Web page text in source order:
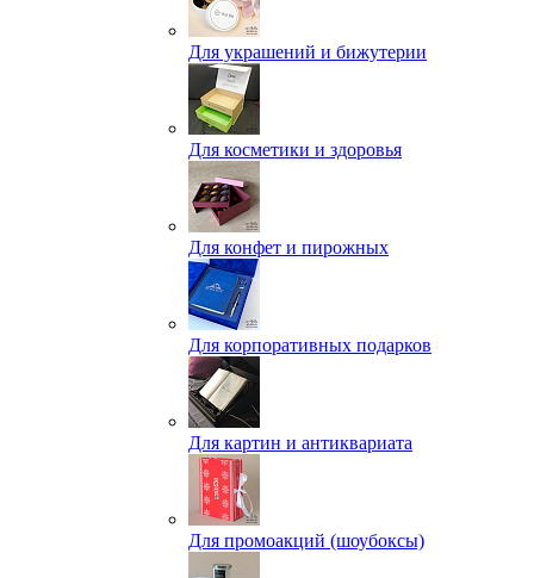
Для украшений и бижутерии
Для косметики и здоровья
Для конфет и пирожных
Для корпоративных подарков
Для картин и антиквариата
Для промоакций (шоубоксы)